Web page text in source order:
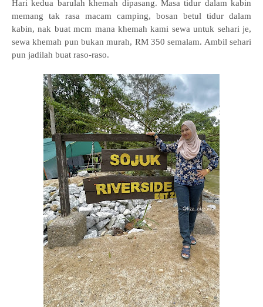
Hari kedua barulah khemah dipasang. Masa tidur dalam kabin
memang tak rasa macam camping, bosan betul tidur dalam
kabin, nak buat mcm mana khemah kami sewa untuk sehari je,
sewa khemah pun bukan murah, RM 350 semalam. Ambil sehari
pun jadilah buat raso-raso.